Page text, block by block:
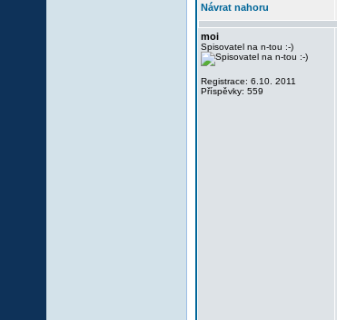
Návrat nahoru
moi
Spisovatel na n-tou :-)
Registrace: 6.10. 2011
Příspěvky: 559